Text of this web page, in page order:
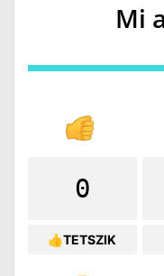
Mi
0
👍TETSZIK